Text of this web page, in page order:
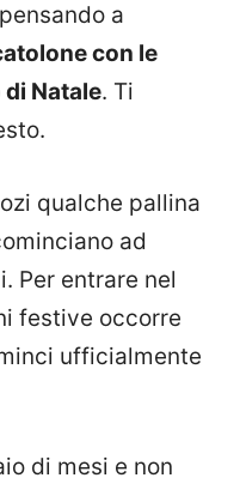
a
con le
Natale. Ti
qualche pallina
ad
Per entrare nel
festive occorre
ufficialmente
di mesi e non